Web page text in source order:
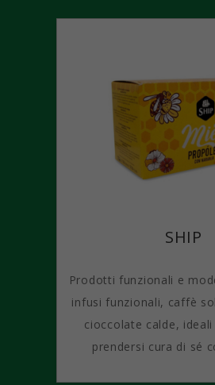
SHIP
Prodotti funzionali e
infusi funzionali, caffè
cioccolate calde,
prendersi cura di sé